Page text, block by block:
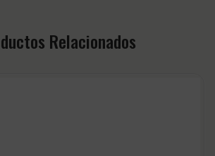
Relacionados